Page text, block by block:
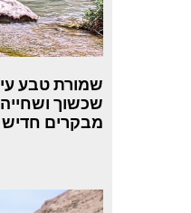
שמורת טבע
שכשוך
מבקרים חדיש